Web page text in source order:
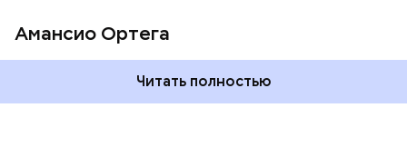
Амансио Ортега
Читать полностью